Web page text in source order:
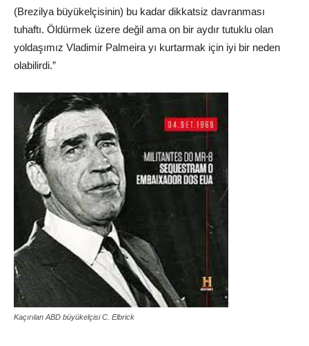
(Brezilya büyükelçisinin) bu kadar dikkatsiz davranması
tuhaftı. Öldürmek üzere değil ama on bir aydır tutuklu olan
yoldaşımız Vladimir Palmeira yı kurtarmak için iyi bir neden
olabilirdi.”
Kaçırılan ABD büyükelçisi C. Elbrick